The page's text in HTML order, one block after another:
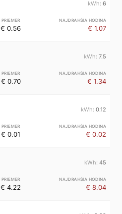
6
€ 0.56 € 1.07
7.5
€ 0.70 € 1.34
0.12
€ 0.01 € 0.02
45
€ 4.22 € 8.04